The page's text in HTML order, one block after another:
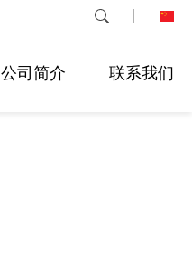
公司简介 联系我们